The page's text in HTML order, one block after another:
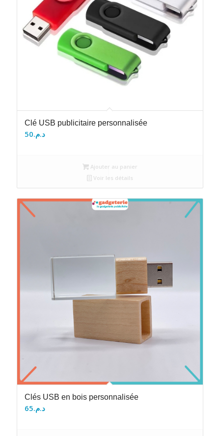
Clé USB publicitaire personnalisée
د.م.50
Ajouter au panier
Voir les détails
Clés USB en bois personnalisée
د.م.65